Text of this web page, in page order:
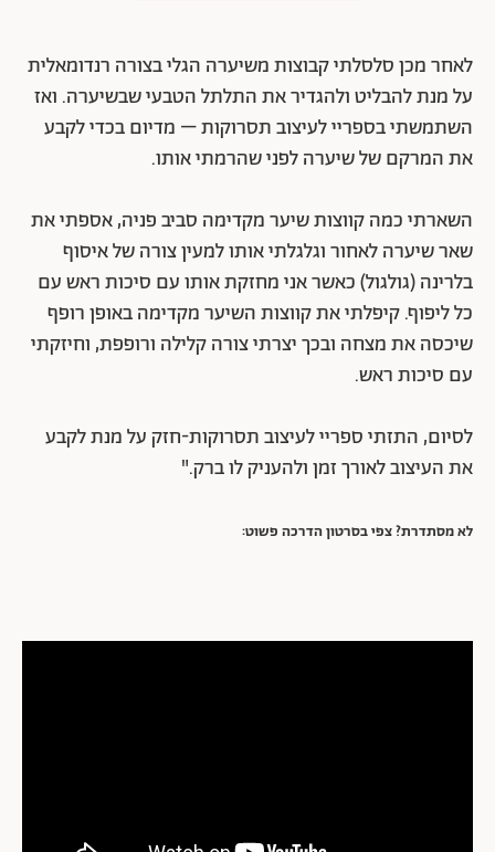
לאחר מכן סלסלתי קבוצות משיערה הגלי בצורה רנדומאלית
על מנת להבליט ולהגדיר את התלתל הטבעי שבשיערה. ואז
השתמשתי בספריי לעיצוב תסרוקות – מדיום בכדי לקבע
את המרקם של שיערה לפני שהרמתי אותו.
השארתי כמה קווצות שיער מקדימה סביב פניה, אספתי את
שאר שיערה לאחור וגלגלתי אותו למעין צורה של איסוף
בלרינה (גולגול) כאשר אני מחזקת אותו עם סיכות ראש עם
כל ליפוף. קיפלתי את קווצות השיער מקדימה באופן רופף
שיכסה את מצחה ובכך יצרתי צורה קלילה ורופפת, וחיזקתי
עם סיכות ראש.
לסיום, התזתי ספריי לעיצוב תסרוקות-חזק על מנת לקבע
את העיצוב לאורך זמן ולהעניק לו ברק."
לא מסתדרת? צפי בסרטון הדרכה פשוט: